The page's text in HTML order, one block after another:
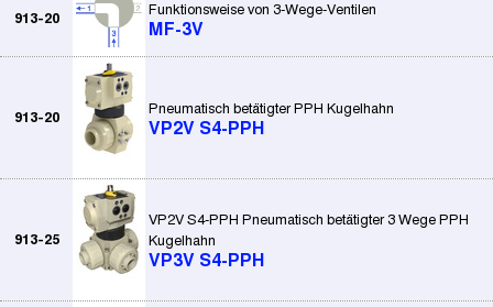
913-20
Funktionsweise von 3-Wege-Ventilen
MF-3V
913-20
Pneumatisch betätigter PPH Kugelhahn
VP2V S4-PPH
913-25
VP2V S4-PPH Pneumatisch betätigter 3 Wege PPH
Kugelhahn
VP3V S4-PPH